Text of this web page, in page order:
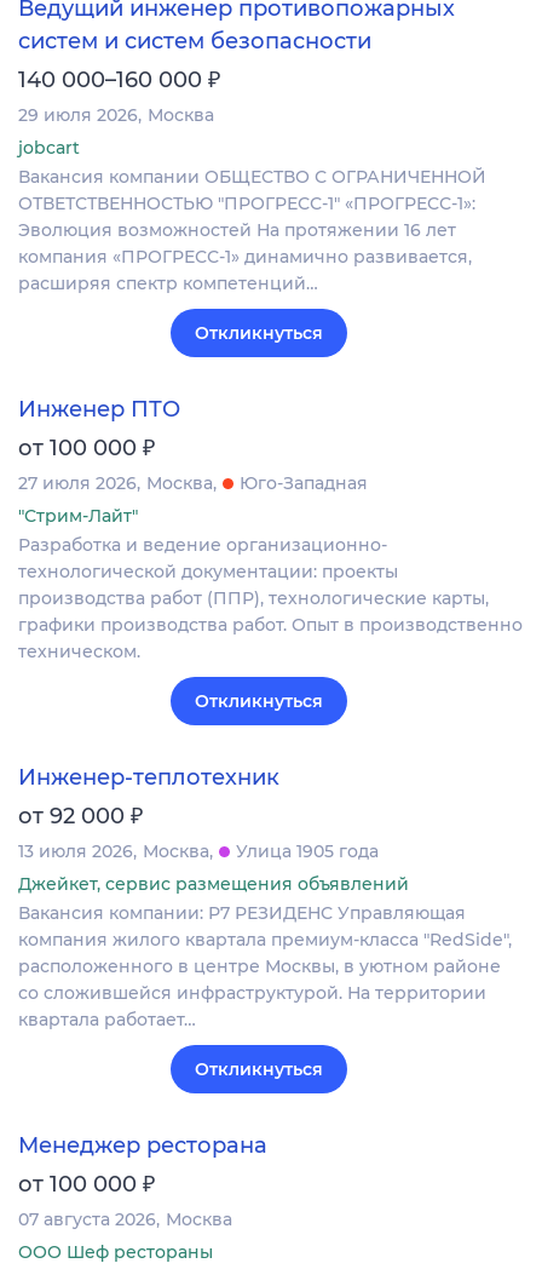
Ведущий инженер противопожарных
систем и систем безопасности
140 000–160 000 ₽
29 июля 2026 Москва
jobcart
Вакансия компании ОБЩЕСТВО С ОГРАНИЧЕННОЙ
ОТВЕТСТВЕННОСТЬЮ "ПРОГРЕСС-1" «ПРОГРЕСС-1»:
Эволюция возможностей На протяжении 16 лет
компания «ПРОГРЕСС-1» динамично развивается,
расширяя спектр компетенций…
Откликнуться
Инженер ПТО
от 100 000 ₽
27 июля 2026 Москва
Юго-Западная
"Стрим-Лайт"
Разработка и ведение организационно-
технологической документации: проекты
производства работ (ППР), технологические карты,
графики производства работ. Опыт в производственно
техническом.
Откликнуться
Инженер-теплотехник
от 92 000 ₽
13 июля 2026 Москва
Улица 1905 года
Джейкет, сервис размещения объявлений
Вакансия компании: Р7 РЕЗИДЕНС Управляющая
компания жилого квартала премиум-класса "RedSide",
расположенного в центре Москвы, в уютном районе
со сложившейся инфраструктурой. На территории
квартала работает…
Откликнуться
Менеджер ресторана
от 100 000 ₽
07 августа 2026 Москва
ООО Шеф рестораны